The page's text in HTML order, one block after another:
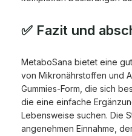
✅ Fazit und
MetaboSana bietet eine
von Mikronährstoffen und
Gummies-Form, die sich
die eine einfache
Lebensweise suchen. Die
angenehmen Einnahme,